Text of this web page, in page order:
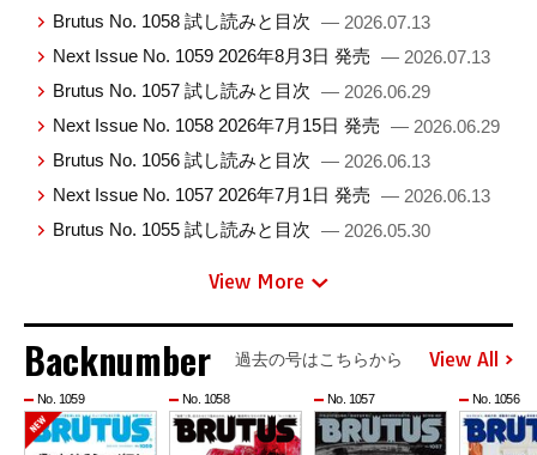
Brutus No. 1058 試し読みと目次 — 2026.07.13
Next Issue No. 1059 2026年8月3日 発売 — 2026.07.13
Brutus No. 1057 試し読みと目次 — 2026.06.29
Next Issue No. 1058 2026年7月15日 発売 — 2026.06.29
Brutus No. 1056 試し読みと目次 — 2026.06.13
Next Issue No. 1057 2026年7月1日 発売 — 2026.06.13
Brutus No. 1055 試し読みと目次 — 2026.05.30
View More
Backnumber 過去の号はこちらから View All
No. 1059 No. 1058 No. 1057 No. 1056